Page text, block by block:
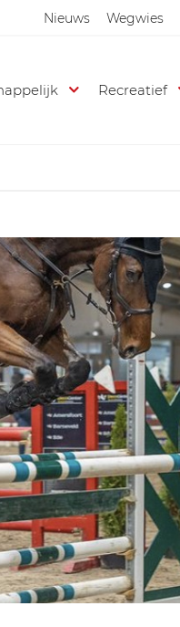
Nieuws Wegwies
Recreatief